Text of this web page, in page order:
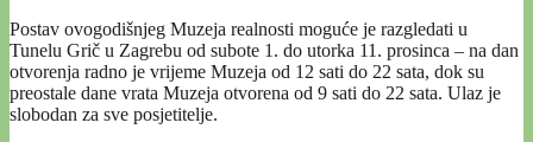
Postav ovogodišnjeg Muzeja realnosti moguće je razgledati u
Tunelu Grič u Zagrebu od subote 1. do utorka 11. prosinca – na dan
otvorenja radno je vrijeme Muzeja od 12 sati do 22 sata, dok su
preostale dane vrata Muzeja otvorena od 9 sati do 22 sata. Ulaz je
slobodan za sve posjetitelje.